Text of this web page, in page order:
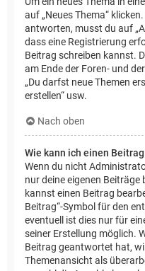
auf „Neues Thema“
antworten, musst du auf
dass eine Registrierung
Beitrag schreiben kannst.
am Ende der Foren- und
„Du darfst neue Themen
erstellen“ usw.
Nach oben
Wie kann ich einen
Wenn du nicht
nur deine eigenen Beiträge
kannst einen Beitrag
Beitrag“-Symbol für den
eventuell ist dies nur für
seiner Erstellung möglich.
Beitrag geantwortet hat,
Themenansicht als